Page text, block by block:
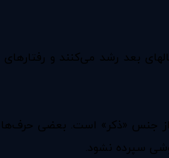
بعد رشد می‌کنند و
«ذکر» است. بعضی‌ حرف‌ها
سپرده نشود.